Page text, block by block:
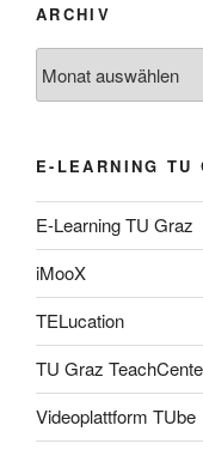
ARCHIV
E-LEARNING TU
E-Learning TU Graz
iMooX
TELucation
TU Graz
Videoplattform TUbe